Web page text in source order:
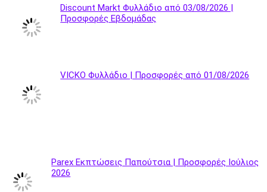
Discount Markt Φυλλάδιο από 03/08/2026 |
Προσφορές Εβδομάδας
VICKO Φυλλάδιο | Προσφορές από 01/08/2026
Parex Εκπτώσεις Παπούτσια | Προσφορές Ιούλιος
2026